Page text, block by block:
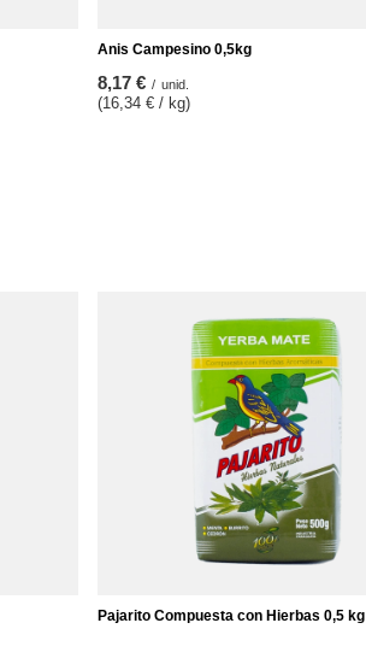
Anis Campesino 0,5kg
8,17 € / unid.
(16,34 € / kg)
Pajarito Compuesta con Hierbas 0,5 kg